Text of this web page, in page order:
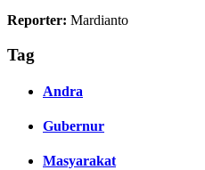
Reporter: Mardianto
Tag
Andra
Gubernur
Masyarakat